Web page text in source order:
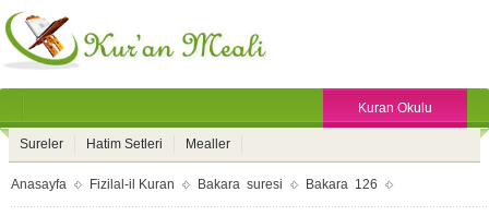
Kuran Okulu
Sureler Hatim Setleri Mealler
Anasayfa Fizilal-il Kuran Bakara suresi Bakara 126